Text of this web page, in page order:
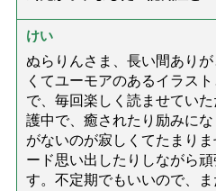
達』が届きました」）
けい
ぬらりんさま、長い間あり
くてユーモアのあるイラス
で、毎回楽しく読ませてい
護中で、癒されたり励みに
がないのが寂しくてたまり
ード思い出したりしながら
す。不定期でもいいので、